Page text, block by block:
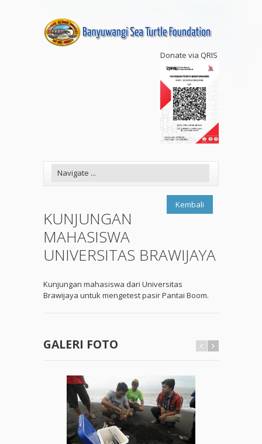
Donate via QRIS
Kembali
KUNJUNGAN
MAHASISWA
UNIVERSITAS BRAWIJAYA
Kunjungan mahasiswa dari Universitas
Brawijaya untuk mengetest pasir Pantai Boom.
GALERI FOTO